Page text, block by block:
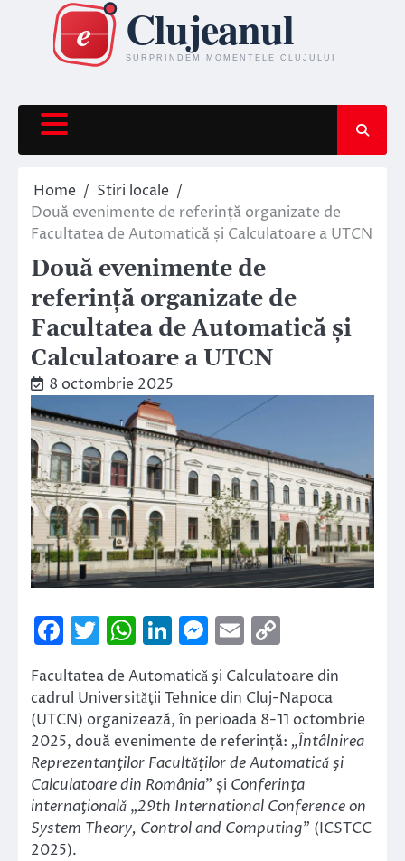
content
Home
Stiri locale
Două evenimente de referință organizate de
Facultatea de Automatică și Calculatoare a UTCN
Două evenimente de
referință organizate de
Facultatea de Automatică și
Calculatoare a UTCN
8 octombrie 2025
Facebook
Twitter
WhatsApp
LinkedIn
Messenger
Email
Link
Facultatea de Automaticǎ şi Calculatoare din
cadrul Universitǎţii Tehnice din Cluj-Napoca
(UTCN) organizează, în perioada 8-11 octombrie
2025, două evenimente de referință: „Întâlnirea
Reprezentanţilor Facultǎţilor de Automaticǎ şi
Calculatoare din România” și Conferinţa
internaţionalǎ „29th International Conference on
System Theory, Control and Computing” (ICSTCC
2025).